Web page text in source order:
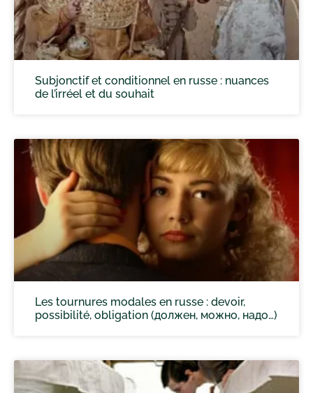
Subjonctif et conditionnel en russe : nuances
de l’irréel et du souhait
Les tournures modales en russe : devoir,
possibilité, obligation (должен, можно, надо…)